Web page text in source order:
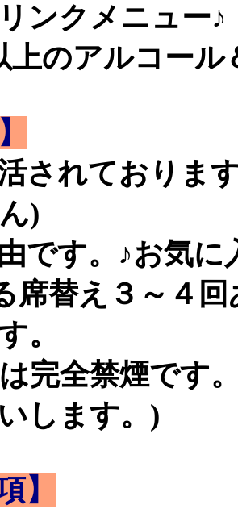
ンクメニュー♪
上のアルコー
されておりま
)
です。♪お気
席替え３～４
。
完全禁煙です
します。)
】